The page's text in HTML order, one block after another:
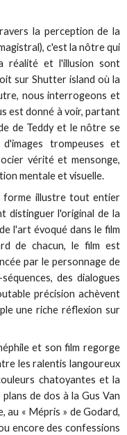
la perception de la
c'est la nôtre qui
réalité et l'illusion sont
sur Shutter island où la
nous interrogeons et
est donné à voir, partant
de Teddy et le nôtre se
trompeuses et
vérité et mensonge,
mentale et visuelle.
forme illustre tout entier
distinguer l'original de la
l'art évoqué dans le film
de chacun, le film est
par le personnage de
des dialogues
précision achèvent
une riche réflexion sur
et son film regorge
les ralentis langoureux
chatoyantes et la
de dos à la Gus Van
au « Mépris » de Godard,
encore des confessions